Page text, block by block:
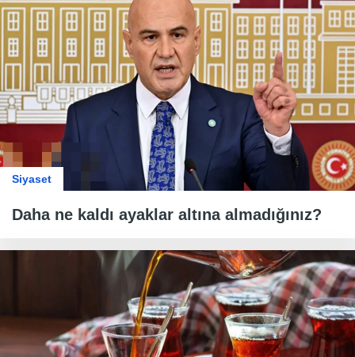
Siyaset
Daha ne kaldı ayaklar altına almadığınız?